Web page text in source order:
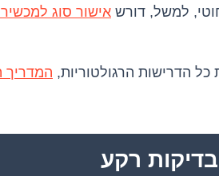
למשל, דורש אישור סוג
הדרישות הרגולטוריות, המדריך